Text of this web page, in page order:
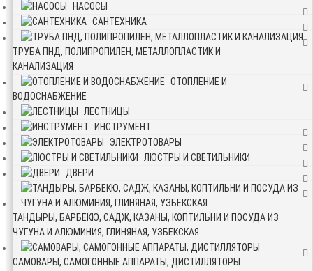
НАСОСЫ
САНТЕХНИКА
ТРУБА ПНД, ПОЛИПРОПИЛЕН, МЕТАЛЛОПЛАСТИК И
КАНАЛИЗАЦИЯ
ОТОПЛЕНИЕ И
ВОДОСНАБЖЕНИЕ
ЛЕСТНИЦЫ
ИНСТРУМЕНТ
ЭЛЕКТРОТОВАРЫ
ЛЮСТРЫ И СВЕТИЛЬНИКИ
ДВЕРИ
ТАНДЫРЫ, БАРБЕКЮ, САДЖ, КАЗАНЫ, КОПТИЛЬНИ И ПОСУДА ИЗ
ЧУГУНА И АЛЮМИНИЯ, ГЛИНЯНАЯ, УЗБЕКСКАЯ
САМОВАРЫ, САМОГОННЫЕ АППАРАТЫ, ДИСТИЛЛЯТОРЫ